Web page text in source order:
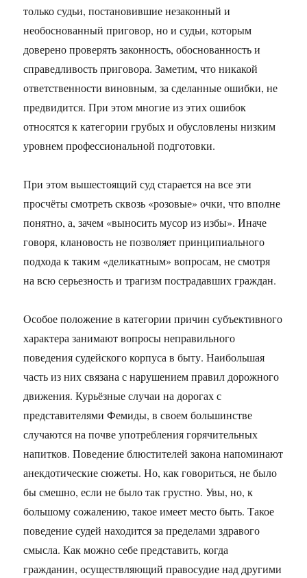
только судьи, постановившие незаконный и
необоснованный приговор, но и судьи, которым
доверено проверять законность, обоснованность и
справедливость приговора. Заметим, что никакой
ответственности виновным, за сделанные ошибки, не
предвидится. При этом многие из этих ошибок
относятся к категории грубых и обусловлены низким
уровнем профессиональной подготовки.
При этом вышестоящий суд старается на все эти
просчёты смотреть сквозь «розовые» очки, что вполне
понятно, а, зачем «выносить мусор из избы». Иначе
говоря, клановость не позволяет принципиального
подхода к таким «деликатным» вопросам, не смотря
на всю серьезность и трагизм пострадавших граждан.
Особое положение в категории причин субъективного
характера занимают вопросы неправильного
поведения судейского корпуса в быту. Наибольшая
часть из них связана с нарушением правил дорожного
движения. Курьёзные случаи на дорогах с
представителями Фемиды, в своем большинстве
случаются на почве употребления горячительных
напитков. Поведение блюстителей закона напоминают
анекдотические сюжеты. Но, как говориться, не было
бы смешно, если не было так грустно. Увы, но, к
большому сожалению, такое имеет место быть. Такое
поведение судей находится за пределами здравого
смысла. Как можно себе представить, когда
гражданин, осуществляющий правосудие над другими